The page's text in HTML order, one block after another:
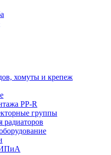
хомуты и крепеж
PP-R
группы